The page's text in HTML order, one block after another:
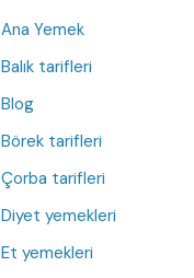
Ana Yemek
Balık tarifleri
Blog
Börek tarifleri
Çorba tarifleri
Diyet yemekleri
Et yemekleri